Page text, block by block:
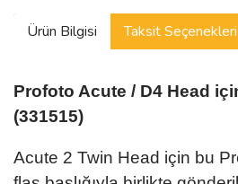
Ürün Bilgisi Taksit Seçenekleri
Profoto Acute / D4 Head
(331515)
Acute 2 Twin Head için bu